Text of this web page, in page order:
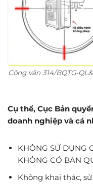
Công văn 314/BQTG-
Cụ thể, Cục Bản
doanh nghiệp và cá
KHÔNG SỬ DỤNG
KHÔNG CÓ BẢN
Không khai thác,